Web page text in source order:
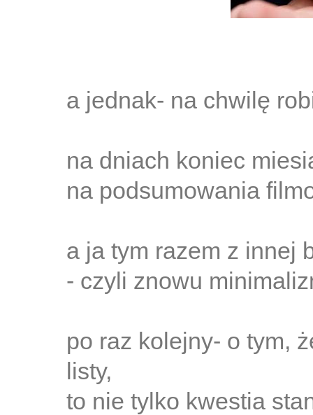
a jednak- na chwilę
na dniach koniec
na podsumowania
a ja tym razem z innej
- czyli znowu
po raz kolejny- o tym,
listy,
to nie tylko kwestia